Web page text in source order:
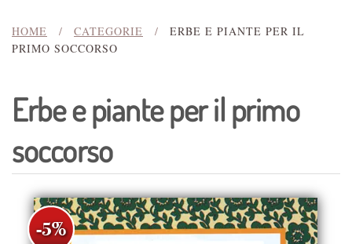
HOME CATEGORIE
ERBE E PIANTE PER IL
PRIMO SOCCORSO
Erbe e piante per il primo
soccorso